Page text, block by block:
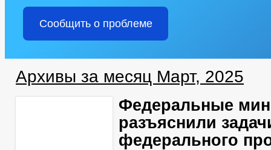
Сообщить о проблеме
Архивы за месяц Март, 2025
Федеральные
разъяснили
федерального